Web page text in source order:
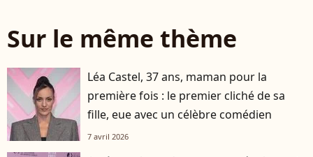
Sur le même thème
Léa Castel, 37 ans, maman pour la
première fois : le premier cliché de sa
fille, eue avec un célèbre comédien
7 avril 2026